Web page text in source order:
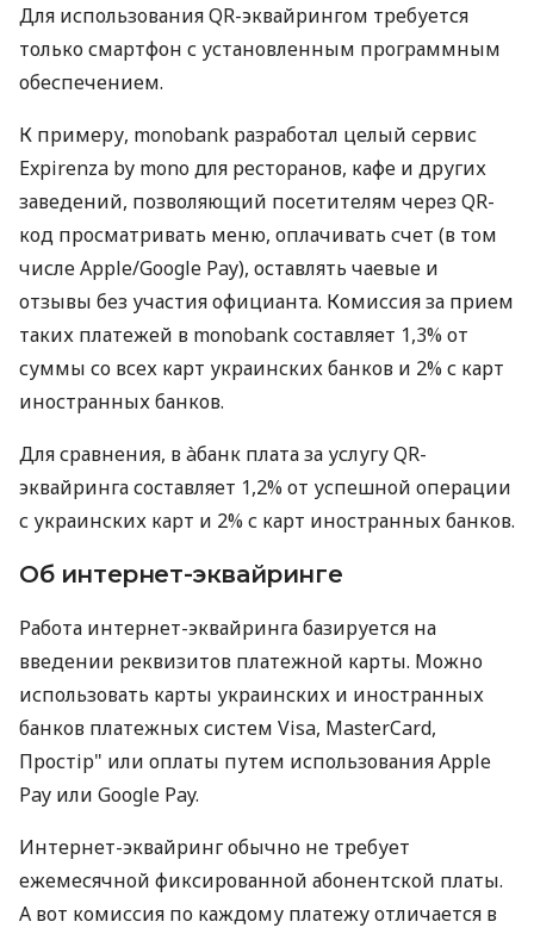
Для использования QR-эквайрингом требуется
только смартфон с установленным программным
обеспечением.
К примеру, monobank разработал целый сервис
Expirenza by mono для ресторанов, кафе и других
заведений, позволяющий посетителям через QR-
код просматривать меню, оплачивать счет (в том
числе Apple/Google Pay), оставлять чаевые и
отзывы без участия официанта. Комиссия за прием
таких платежей в monobank составляет 1,3% от
суммы со всех карт украинских банков и 2% с карт
иностранных банков.
Для сравнения, в àбанк плата за услугу QR-
эквайринга составляет 1,2% от успешной операции
с украинских карт и 2% с карт иностранных банков.
Об интернет-эквайринге
Работа интернет-эквайринга базируется на
введении реквизитов платежной карты. Можно
использовать карты украинских и иностранных
банков платежных систем Visa, MasterCard,
Простір" или оплаты путем использования Apple
Pay или Google Pay.
Интернет-эквайринг обычно не требует
ежемесячной фиксированной абонентской платы.
А вот комиссия по каждому платежу отличается в